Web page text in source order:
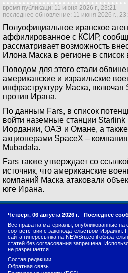
время публикаци: 11 июня 2026 г., 23:21
последнее обновление: 11 июня 2026 г.,
Полуофициальное иранское
аффилированное с КСИР,
рассматривает возможность
Илона Маска в регионе в список
Поводом для этого стали
американские и израильские
инфраструктуру Маска, включая
против Ирана.
По данным Fars, в список
войти наземные станции Starlink
Иордании, ОАЭ и Омане, а также
акционерами SpaceX –
Mubadala.
Fars также утверждает со
источник, что американские
компаний Маска атаковали
юге Ирана.
Четверг, 06 августа 2026 г. Последнее
Все права на материалы, опубликованные на
соответствии с законодательством Израиля.
сайта гиперссылка на NEWSru.co.il
статей без согласования запрещена.
не разрешается.
Состав редакции
Обратная связь